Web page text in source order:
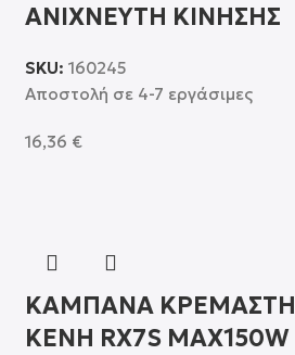
ΑΝΙΧΝΕΥΤΗ ΚΙΝΗΣΗΣ
SKU: 160245
Αποστολή σε 4-7 εργάσιμες
16,36 €
ΚΑΜΠΑΝΑ ΚΡΕΜΑΣΤΗ
ΚΕΝΗ RX7S MAX150W